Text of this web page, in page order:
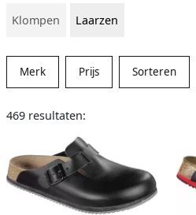
Klompen Laarzen
Merk Prijs Sorteren
469 resultaten: